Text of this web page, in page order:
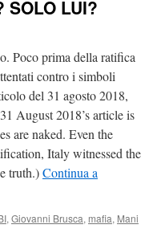
SOLO LUI?
Poco prima della ratifica
contro i simboli
del 31 agosto 2018,
August 2018’s article is
are naked. Even the
Italy witnessed the
truth.)Continua a
, Giovanni Brusca, mafia, Mani